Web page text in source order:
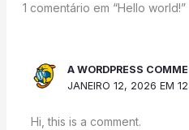
1 comentário em “Hello world!”
A WORDPRESS
JANEIRO 12, 2026 EM
Hi, this is a comment.